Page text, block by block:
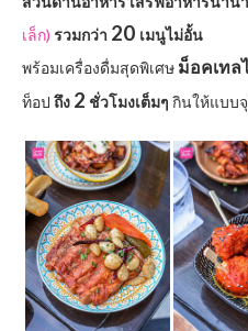
เล็ก) รวมกว่า 20 เมนูไม่อั้น
พร้อมเครื่องดื่มสุดพิเศษ ม็อคเทล
ท็อป ถึง 2 ชั่วโมงเต็มๆ กินให้แบบ